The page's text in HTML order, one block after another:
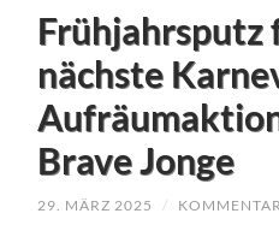
Frühjahrsputz
nächste
Brave Jonge
29. MÄRZ 2025 /